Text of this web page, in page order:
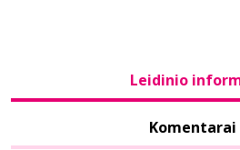
Leidinio
Komentarai